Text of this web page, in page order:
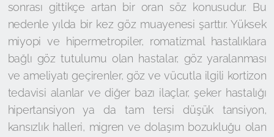
sonrası gittikçe artan bir oran söz konusudur. Bu
nedenle yılda bir kez göz muayenesi şarttır. Yüksek
miyopi ve hipermetropiler, romatizmal hastalıklara
bağlı göz tutulumu olan hastalar, göz yaralanması
ve ameliyatı geçirenler, göz ve vücutla ilgili kortizon
tedavisi alanlar ve diğer bazı ilaçlar, şeker hastalığı
hipertansiyon ya da tam tersi düşük tansiyon,
kansızlık halleri, migren ve dolaşım bozukluğu olan